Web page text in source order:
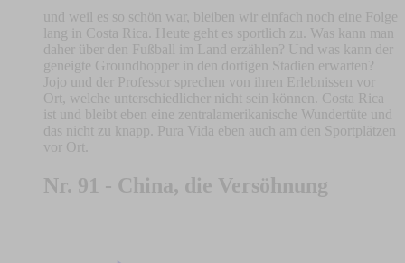
und weil es so schön war, bleiben wir einfach noch eine Folge
lang in Costa Rica. Heute geht es sportlich zu. Was kann man
daher über den Fußball im Land erzählen? Und was kann der
geneigte Groundhopper in den dortigen Stadien erwarten?
Jojo und der Professor sprechen von ihren Erlebnissen vor
Ort, welche unterschiedlicher nicht sein können. Costa Rica
ist und bleibt eben eine zentralamerikanische Wundertüte und
das nicht zu knapp. Pura Vida eben auch am den Sportplätzen
vor Ort.
Nr. 91 - China, die Versöhnung